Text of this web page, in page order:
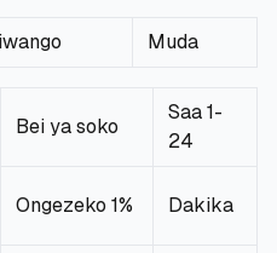
Muda
Bei ya soko
Saa 1-
24
Ongezeko 1% Dakika